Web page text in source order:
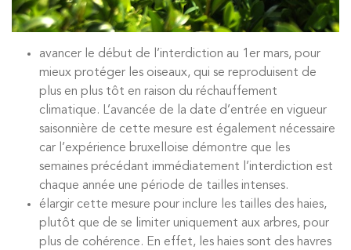
avancer le début de l’interdiction au 1er mars, pour
mieux protéger les oiseaux, qui se reproduisent de
plus en plus tôt en raison du réchauffement
climatique. L’avancée de la date d’entrée en vigueur
saisonnière de cette mesure est également nécessaire
car l’expérience bruxelloise démontre que les
semaines précédant immédiatement l’interdiction est
chaque année une période de tailles intenses.
élargir cette mesure pour inclure les tailles des haies,
plutôt que de se limiter uniquement aux arbres, pour
plus de cohérence. En effet, les haies sont des havres